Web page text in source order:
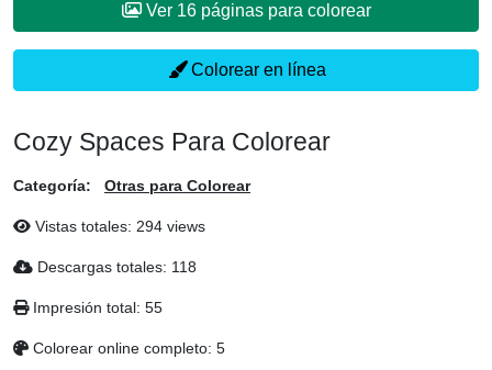
Ver 16 páginas para colorear
Colorear en línea
Cozy Spaces Para Colorear
Categoría: Otras para Colorear
Vistas totales: 294 views
Descargas totales: 118
Impresión total: 55
Colorear online completo: 5